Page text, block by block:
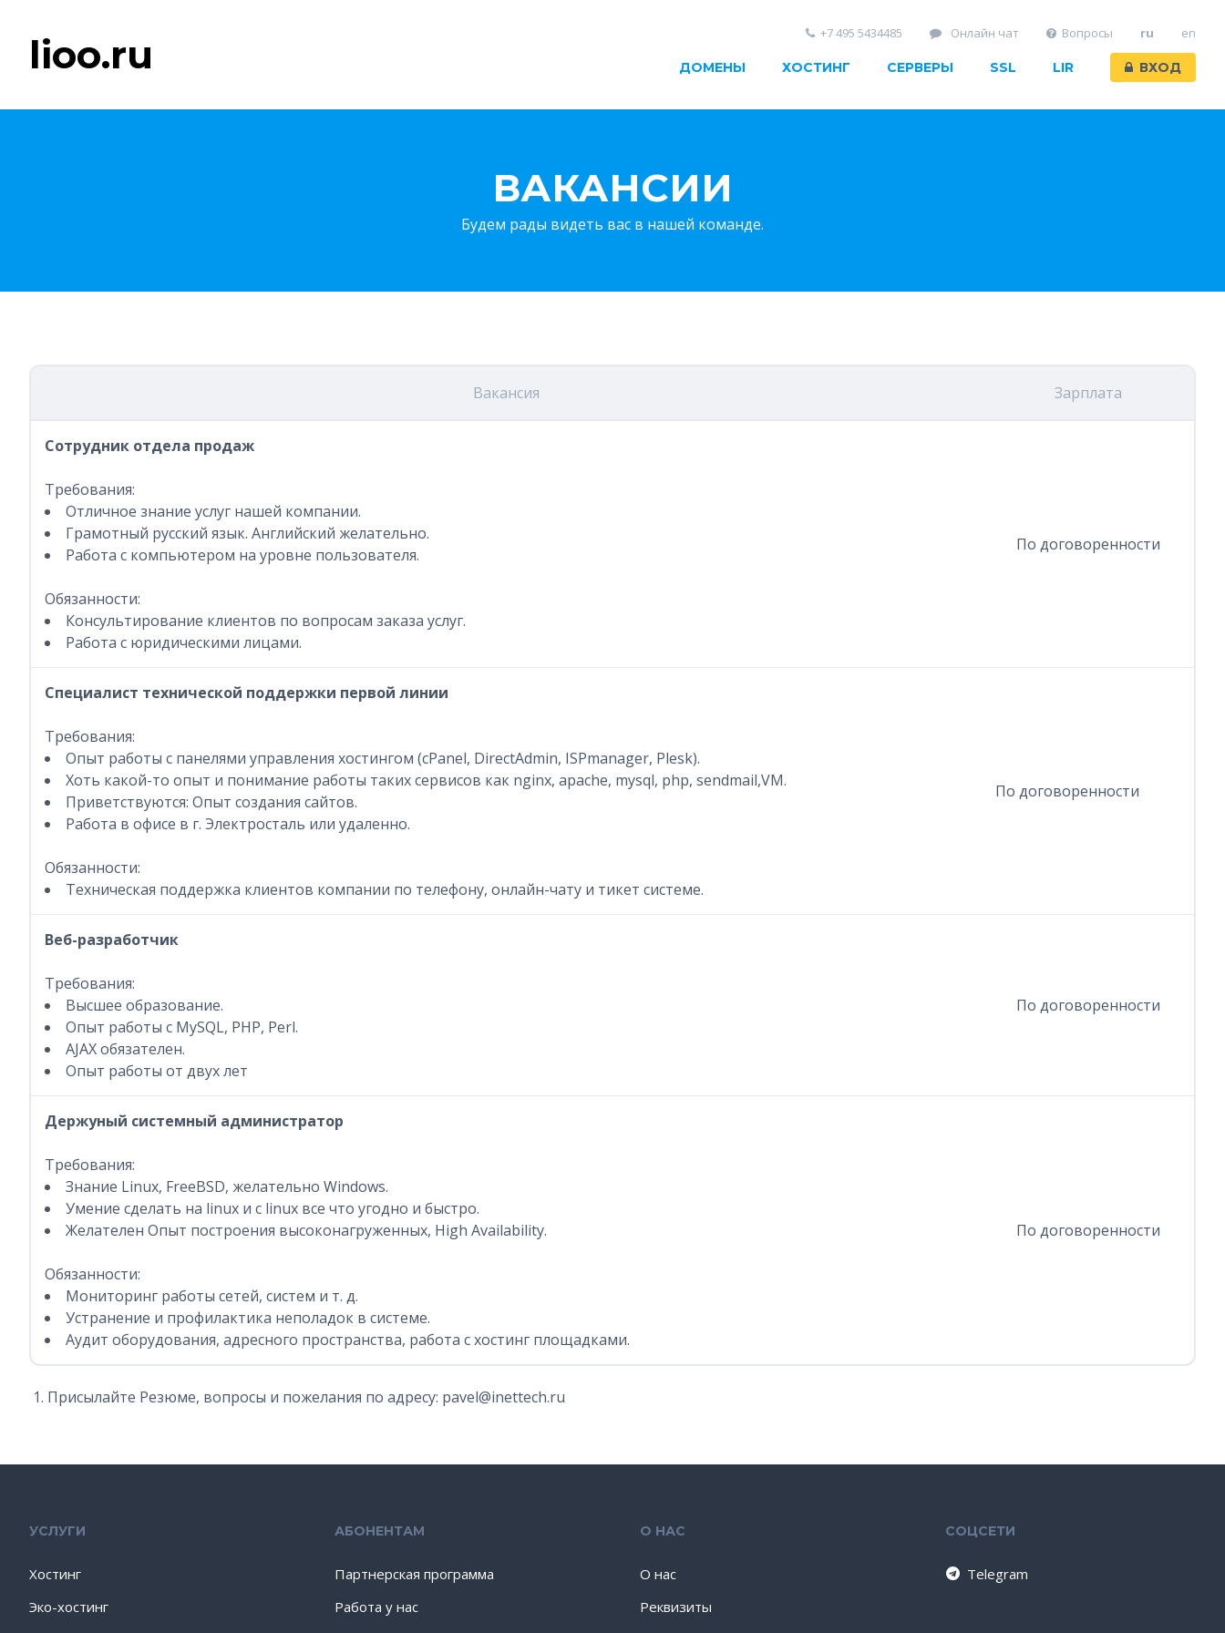
lioo.ru ДОМЕНЫ ХОСТИНГ СЕРВЕРЫ SSL LIR ВХОД
+7 495 5434485 Онлайн чат Вопросы ru en
ВАКАНСИИ
Будем рады видеть вас в нашей команде.
Вакансия Зарплата
Сотрудник отдела продаж
Требования:
Отличное знание услуг нашей компании.
Грамотный русский язык. Английский желательно.
Работа с компьютером на уровне пользователя.
Обязанности:
Консультирование клиентов по вопросам заказа услуг.
Работа с юридическими лицами.
По договоренности
Специалист технической поддержки первой линии
Требования:
Опыт работы c панелями управления хостингом (cPanel, DirectAdmin, ISPmanager, Plesk).
Хоть какой-то опыт и понимание работы таких сервисов как nginx, apache, mysql, php, sendmail,VM.
Приветствуются: Опыт создания сайтов.
Работа в офисе в г. Электросталь или удаленно.
Обязанности:
Техническая поддержка клиентов компании по телефону, онлайн-чату и тикет системе.
По договоренности
Веб-разработчик
Требования:
Высшее образование.
Опыт работы с MySQL, PHP, Perl.
AJAX обязателен.
Опыт работы от двух лет
По договоренности
Держуный системный администратор
Требования:
Знание Linux, FreeBSD, желательно Windows.
Умение сделать на linux и с linux все что угодно и быстро.
Желателен Опыт построения высоконагруженных, High Availability.
Обязанности:
Мониторинг работы сетей, систем и т. д.
Устранение и профилактика неполадок в системе.
Аудит оборудования, адресного пространства, работа с хостинг площадками.
По договоренности
Присылайте Резюме, вопросы и пожелания по адресу: pavel@inettech.ru
УСЛУГИ
Хостинг
Эко-хостинг
АБОНЕНТАМ
Партнерская программа
Работа у нас
О НАС
О нас
Реквизиты
СОЦСЕТИ
Telegram